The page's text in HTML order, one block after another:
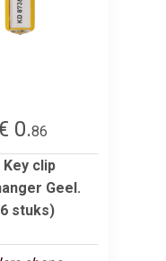
0.86
Key clip
Geel.
stuks)